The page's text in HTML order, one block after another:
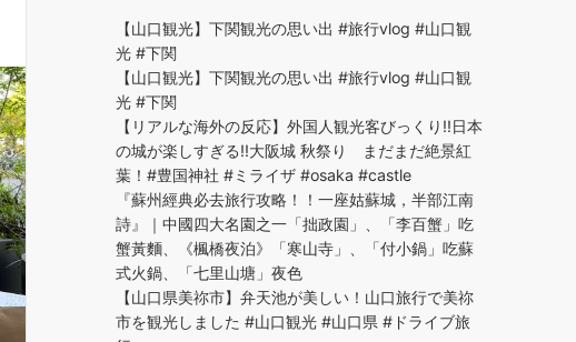
【山口観光】下関観光の思い出 #旅行vlog #山口観
光 #下関
【山口観光】下関観光の思い出 #旅行vlog #山口観
光 #下関
【リアルな海外の反応】外国人観光客びっくり!!日本
の城が楽しすぎる!!大阪城 秋祭り まだまだ絶景紅
葉！#豊国神社 #ミライザ #osaka #castle
『蘇州經典必去旅行攻略！！一座姑蘇城，半部江南
詩』｜中國四大名園之一「拙政園」、「李百蟹」吃
蟹黃麵、《楓橋夜泊》「寒山寺」、「付小鍋」吃蘇
式火鍋、「七里山塘」夜色
【山口県美祢市】弁天池が美しい！山口旅行で美祢
市を観光しました #山口観光 #山口県 #ドライブ旅